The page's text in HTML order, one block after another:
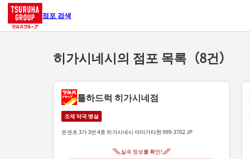
점포 검색
히가시네시의 점포 목록（8건）
툴하드럭 히가시네점
조제 약국 병설
온센초 3가 3번 4호히가시네시 야마가타현999-3702JP
실속 정보를 확인!